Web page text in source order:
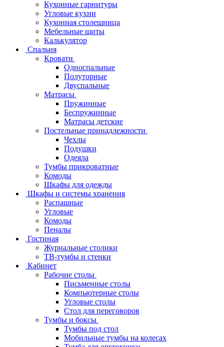
Кухонные гарнитуры
Угловые кухни
Кухонная столешница
Мебельные щиты
Калькулятор
Спальня
Кровати
Односпальные
Полуторные
Двуспальные
Матрасы
Пружинные
Беспружинные
Матрасы детские
Постельные принадлежности
Чехлы
Подушки
Одеяла
Тумбы прикроватные
Комоды
Шкафы для одежды
Шкафы и системы хранения
Распашные
Угловые
Комоды
Пеналы
Гостиная
Журнальные столики
ТВ‑тумбы и стенки
Кабинет
Рабочие столы
Письменные столы
Компьютерные столы
Угловые столы
Стол для переговоров
Тумбы и боксы
Тумбы под стол
Мобильные тумбы на колесах